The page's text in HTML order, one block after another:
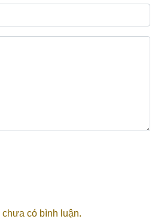
có bình luận.